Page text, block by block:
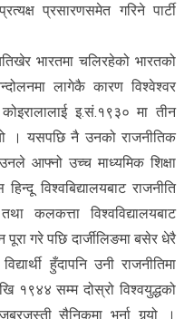
प्रसारणसमेत गरिने पार्टी
भारतमा चलिरहेको भारतको
लागेकै कारण विश्वेश्वर
इ.सं.१९३० मा तीन
। यसपछि नै उनको राजनीतिक
आफ्नो उच्च माध्यमिक शिक्षा
विश्वबिद्यालयबाट राजनीति
कलकत्ता विश्वविद्यालयबाट
गरे पछि दार्जीलिङमा बसेर धेरै
हुँदापनि उनी राजनीतिमा
सम्म दोस्रो विश्वयुद्धको
सैनिकमा भर्ना गर्‍यो ।